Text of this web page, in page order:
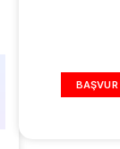
BAŞVUR